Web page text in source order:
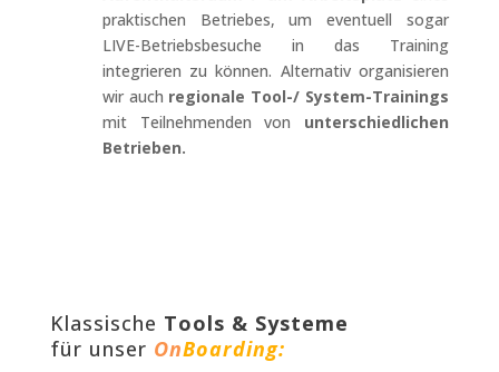
praktischen Betriebes, um eventuell sogar
LIVE-Betriebsbesuche in das Training
integrieren zu können. Alternativ organisieren
wir auch regionale Tool-/ System-Trainings
mit Teilnehmenden von unterschiedlichen
Betrieben.
Klassische Tools & Systeme
für unser OnBoarding: